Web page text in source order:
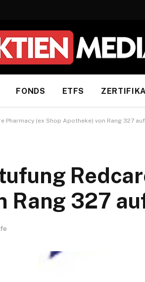
FONDS ETFS
Pharmacy (ex Shop Apotheke) von Rang 327
Rang 327